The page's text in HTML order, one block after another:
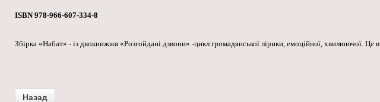
ISBN 978-966-607-334-8
Збірка «Набат» - із двокнижжя «Розгойдані дзвони» -цикл громадянської лірики, емоційної, хвилюючої. Це